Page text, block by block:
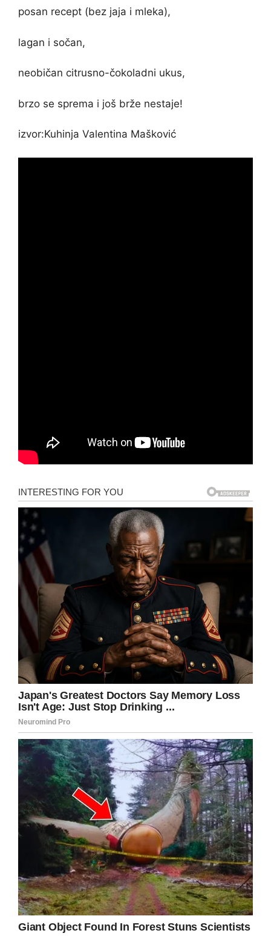
posan recept (bez jaja i mleka),
lagan i sočan,
neobičan citrusno-čokoladni ukus,
brzo se sprema i još brže nestaje!
izvor:Kuhinja Valentina Mašković